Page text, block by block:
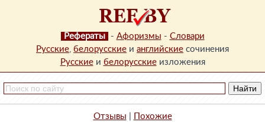
Рефераты - Афоризмы - Словари
Русские, белорусские и английские сочинения
Русскиеи белорусскиеизложения
Отзывы Похожие